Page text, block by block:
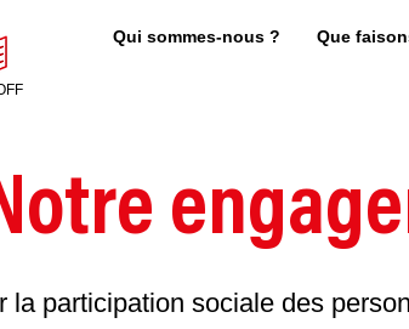
Qui sommes-nous ? Que
parti­cipation sociale des